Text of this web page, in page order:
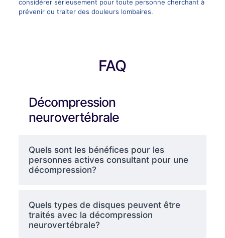
considérer sérieusement pour toute personne cherchant à
prévenir ou traiter des douleurs lombaires.
FAQ
Décompression
neurovertébrale
Quels sont les bénéfices pour les
personnes actives consultant pour une
décompression?
Quels types de disques peuvent être
traités avec la décompression
neurovertébrale?